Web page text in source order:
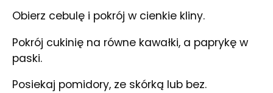
Obierz cebulę i pokrój w cienkie kliny.
Pokrój cukinię na równe kawałki, a paprykę w
paski.
Posiekaj pomidory, ze skórką lub bez.